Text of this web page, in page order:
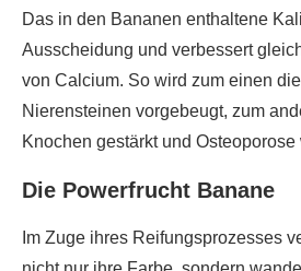
Das in den Bananen enthaltene
Ausscheidung und verbessert
von Calcium. So wird zum einen
Nierensteinen vorgebeugt, zum
Knochen gestärkt und
Die Powerfrucht Banane
Im Zuge ihres Reifungsprozesses